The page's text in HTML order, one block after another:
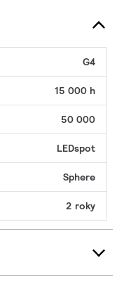
G4
15 000 h
50 000
LEDspot
Sphere
2 roky